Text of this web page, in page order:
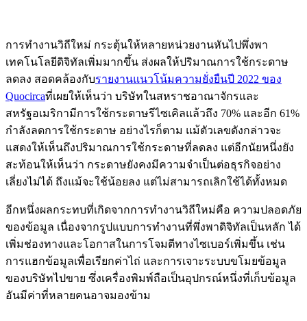
การทำงานวิถีใหม่ กระตุ้นให้หลายหน่วยงานหันไปพึ่งพา
เทคโนโลยีดิจิทัลเพิ่มมากขึ้น ส่งผลให้ปริมาณการใช้กระดาษ
ลดลง สอดคล้องกับรายงานแนวโน้มความยั่งยืนปี 2022 ของ
Quocircaที่เผยให้เห็นว่า บริษัทในสหราชอาณาจักรและ
สหรัฐอเมริกามีการใช้กระดาษรีไซเคิลแล้วถึง 70% และอีก 61%
กำลังลดการใช้กระดาษ อย่างไรก็ตาม แม้ตัวเลขดังกล่าวจะ
แสดงให้เห็นถึงปริมาณการใช้กระดาษที่ลดลง แต่อีกนัยหนึ่งยัง
สะท้อนให้เห็นว่า กระดาษยังคงมีความจำเป็นต่อธุรกิจอย่าง
เลี่ยงไม่ได้ ถึงแม้จะใช้น้อยลง แต่ไม่สามารถเลิกใช้ได้ทั้งหมด
อีกหนึ่งผลกระทบที่เกิดจากการทำงานวิถีใหม่คือ ความปลอดภัย
ของข้อมูล เนื่องจากรูปแบบการทำงานที่พึ่งพาดิจิทัลเป็นหลัก ได้
เพิ่มช่องทางและโอกาสในการโจมตีทางไซเบอร์เพิ่มขึ้น เช่น
การแฮกข้อมูลเพื่อเรียกค่าไถ่ และการเจาะระบบขโมยข้อมูล
ของบริษัทไปขาย ซึ่งเครื่องพิมพ์ถือเป็นอุปกรณ์หนึ่งที่เก็บข้อมูล
อันมีค่าที่หลายคนอาจมองข้าม